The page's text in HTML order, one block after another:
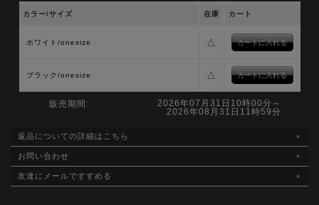
カラー/サイズ 在庫 カート
ホワイト/onesize △
ブラック/onesize △
販売期間:
2026年07月31日10時00分～
2026年08月31日11時59分
返品についての詳細はこちら
お問い合わせ
友達にメールですすめる